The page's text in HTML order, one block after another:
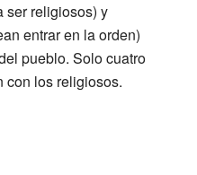
ser religiosos) y
entrar en la orden)
pueblo. Solo cuatro
con los religiosos.